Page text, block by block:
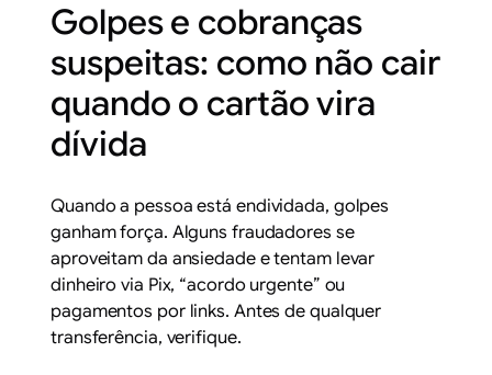
Golpes e cobranças
suspeitas: como não cair
quando o cartão vira
dívida
Quando a pessoa está endividada, golpes
ganham força. Alguns fraudadores se
aproveitam da ansiedade e tentam levar
dinheiro via Pix, “acordo urgente” ou
pagamentos por links. Antes de qualquer
transferência, verifique.